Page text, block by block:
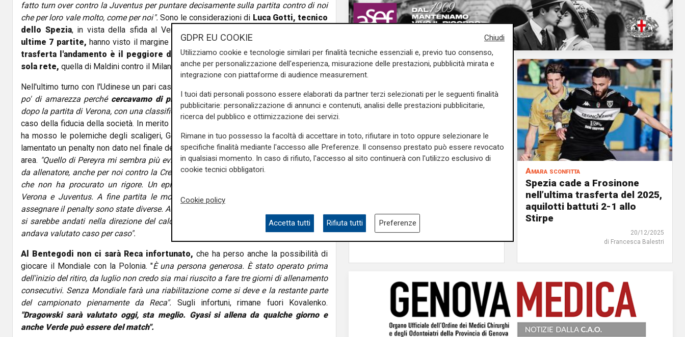
fatto turn over contro la Juventus per puntare decisamente sulla partita contro di noi
che per loro vale molto, come per noi". Sono le considerazioni di Luca Gotti, tecnico
dello Spezia, in vista della sfida al Verona. I
ultime 7 partite, hanno visto il margine con la zona retrocessione assottigliarsi
trasferta l'andamento è il peggiore della serie A: 7 sconfitte di fila con una
sola rete, quella di Maldini contro il Milan.
Nell'ultimo turno con l'Udinese un pari casalingo con tante occasioni sprecate.
po' di amarezza perchécercavamo di prendere i tre puntiper arrivare alla sosta,
dopo la partita di Verona, con una classifica migliore" , ammette Gotti che gode in ogni
caso della fiducia della società. In merito all'episodio del rigore negato al Verona che
ha mosso le polemiche degli scaligeri, Gotti sottolinea come anche lo Spezia abbia
lamentato un penalty non dato nel finale della partita contro l'Udinese per una spinta in
area. "Quello di Pereyra mi sembra più evidente- dice Gotti -.Se devo fare un'analisi
da allenatore, anche per noi contro la Cremonese c'è stato un tocco di mano in area
che non ha procurato un rigore. Un episodio molto simile a quello accaduto tra
Verona e Juventus. A fine partita le motivazioni addotte nei due episodi per non
assegnare il penalty sono state diverse. A inizio anno ci siamo detti con gli arbitri che
si sarebbe andati nella direzione del calcio e quindi un tocco di mano involontario
andava valutato caso per caso".
Al Bentegodi non ci sarà Reca infortunato, che ha perso anche la possibilità di
giocare il Mondiale con la Polonia. "È una persona generosa. È stato operato prima
dell'inizio del ritiro, da luglio non credo sia mai riuscito a fare tre giorni di allenamento
consecutivi. Senza Mondiale farà una riabilitazione come si deve e la restante parte
del campionato pienamente da Reca". Sugli infortuni, rimane fuori Kovalenko.
"Dragowski sarà valutato oggi, sta meglio. Gyasi si allena da qualche giorno e
anche Verde può essere del match".
Amara sconfitta
Spezia cade a Frosinone
nell’ultima trasferta del 2025,
aquilotti battuti 2-1 allo
Stirpe
20/12/2025
di Francesca Balestri
Chiudi
GDPR EU COOKIE
Utilizziamo cookie e tecnologie similari per finalità tecniche essenziali e, previo tuo consenso,
anche per personalizzazione dell'esperienza, misurazione delle prestazioni, pubblicità mirata e
integrazione con piattaforme di audience measurement.
I tuoi dati personali possono essere elaborati da partner terzi selezionati per le seguenti finalità
pubblicitarie: personalizzazione di annunci e contenuti, analisi delle prestazioni pubblicitarie,
ricerca del pubblico e ottimizzazione dei servizi.
Rimane in tuo possesso la facoltà di accettare in toto, rifiutare in toto oppure selezionare le
specifiche finalità mediante l'accesso alle Preferenze. Il consenso prestato può essere revocato
in qualsiasi momento. In caso di rifiuto, l'accesso al sito continuerà con l'utilizzo esclusivo di
cookie tecnici obbligatori.
Cookie policy
Accetta tutti Rifiuta tutti Preferenze